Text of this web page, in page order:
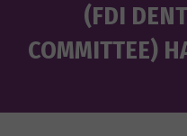
(FDI
COMMITTEE)